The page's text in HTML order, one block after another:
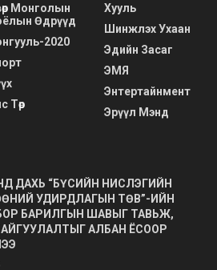
Монголын
Өдрүүд
2020
Төр
Хууль
Шинжлэх Ухаан
Эдийн Засаг
ЭМЯ
Энтертайнмент
Эрүүл Мэнд
ДАХЬ “БҮСИЙН НИСЛЭГИЙН
УДИРДЛАГЫН ТӨВ”-ИЙН
БАРИЛГЫН ШАВЫГ ТАВЬЖ,
АЛБАН ЁСООР